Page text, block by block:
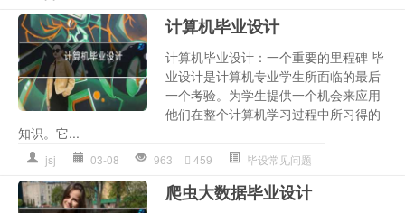
计算机毕业设计
计算机毕业设计：一个重要的里程碑 毕
业设计是计算机专业学生所面临的最后
一个考验。为学生提供一个机会来应用
他们在整个计算机学习过程中所习得的
知识。它...
jsj 03-08 963 459 毕设常见问题
爬虫大数据毕业设计